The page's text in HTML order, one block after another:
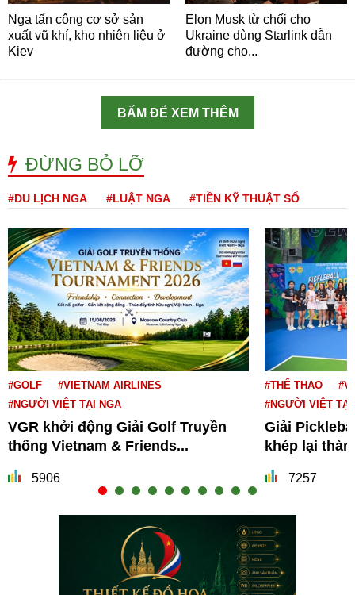
Nga tấn công cơ sở sản
xuất vũ khí, kho nhiên liệu ở
Kiev
Elon Musk từ chối cho
Ukraine dùng Starlink dẫn
đường cho...
BẤM ĐỂ XEM THÊM
ĐỪNG BỎ LỠ
#DU LỊCH NGA #LUẬT NGA #TIỀN KỸ THUẬT SỐ
#GOLF
#VIETNAM AIRLINES
#NGƯỜI VIỆT TẠI NGA
VGR khởi động Giải Golf Truyền
thống Vietnam & Friends...
5906
#THỂ THAO
#NGƯỜI VIỆT TẠI
Giải
khép lại
7257